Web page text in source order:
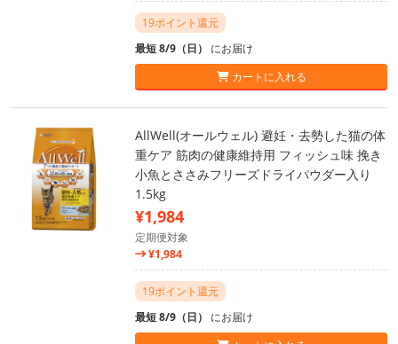
19ポイント還元
最短 8/9（日） にお届け
カートに入れる
AllWell(オールウェル) 避妊・去勢した猫の体
重ケア 筋肉の健康維持用 フィッシュ味 挽き
小魚とささみフリーズドライパウダー入り
1.5kg
¥1,984
定期便対象
¥1,984
19ポイント還元
最短 8/9（日） にお届け